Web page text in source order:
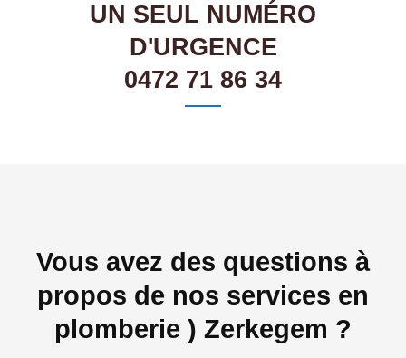
UN SEUL NUMÉRO
D'URGENCE
0472 71 86 34
Vous avez des questions à
propos de nos services en
plomberie ) Zerkegem ?